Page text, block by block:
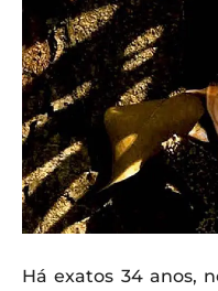
Há exatos 34 anos,